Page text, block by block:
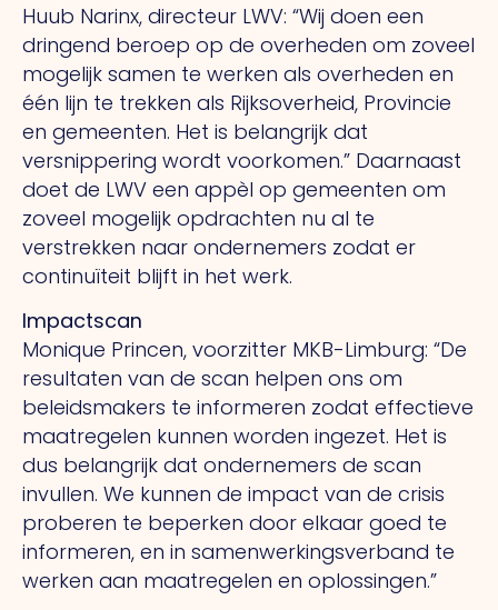
Huub Narinx, directeur LWV: “Wij doen een
dringend beroep op de overheden om zoveel
mogelijk samen te werken als overheden en
één lijn te trekken als Rijksoverheid, Provincie
en gemeenten. Het is belangrijk dat
versnippering wordt voorkomen.” Daarnaast
doet de LWV een appèl op gemeenten om
zoveel mogelijk opdrachten nu al te
verstrekken naar ondernemers zodat er
continuïteit blijft in het werk.
Impactscan
Monique Princen, voorzitter MKB-Limburg: “De
resultaten van de scan helpen ons om
beleidsmakers te informeren zodat effectieve
maatregelen kunnen worden ingezet. Het is
dus belangrijk dat ondernemers de scan
invullen. We kunnen de impact van de crisis
proberen te beperken door elkaar goed te
informeren, en in samenwerkingsverband te
werken aan maatregelen en oplossingen.”